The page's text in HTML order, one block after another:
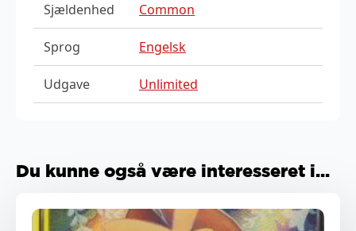
Sjældenhed Common
Sprog Engelsk
Udgave Unlimited
Du kunne også være interesseret i...